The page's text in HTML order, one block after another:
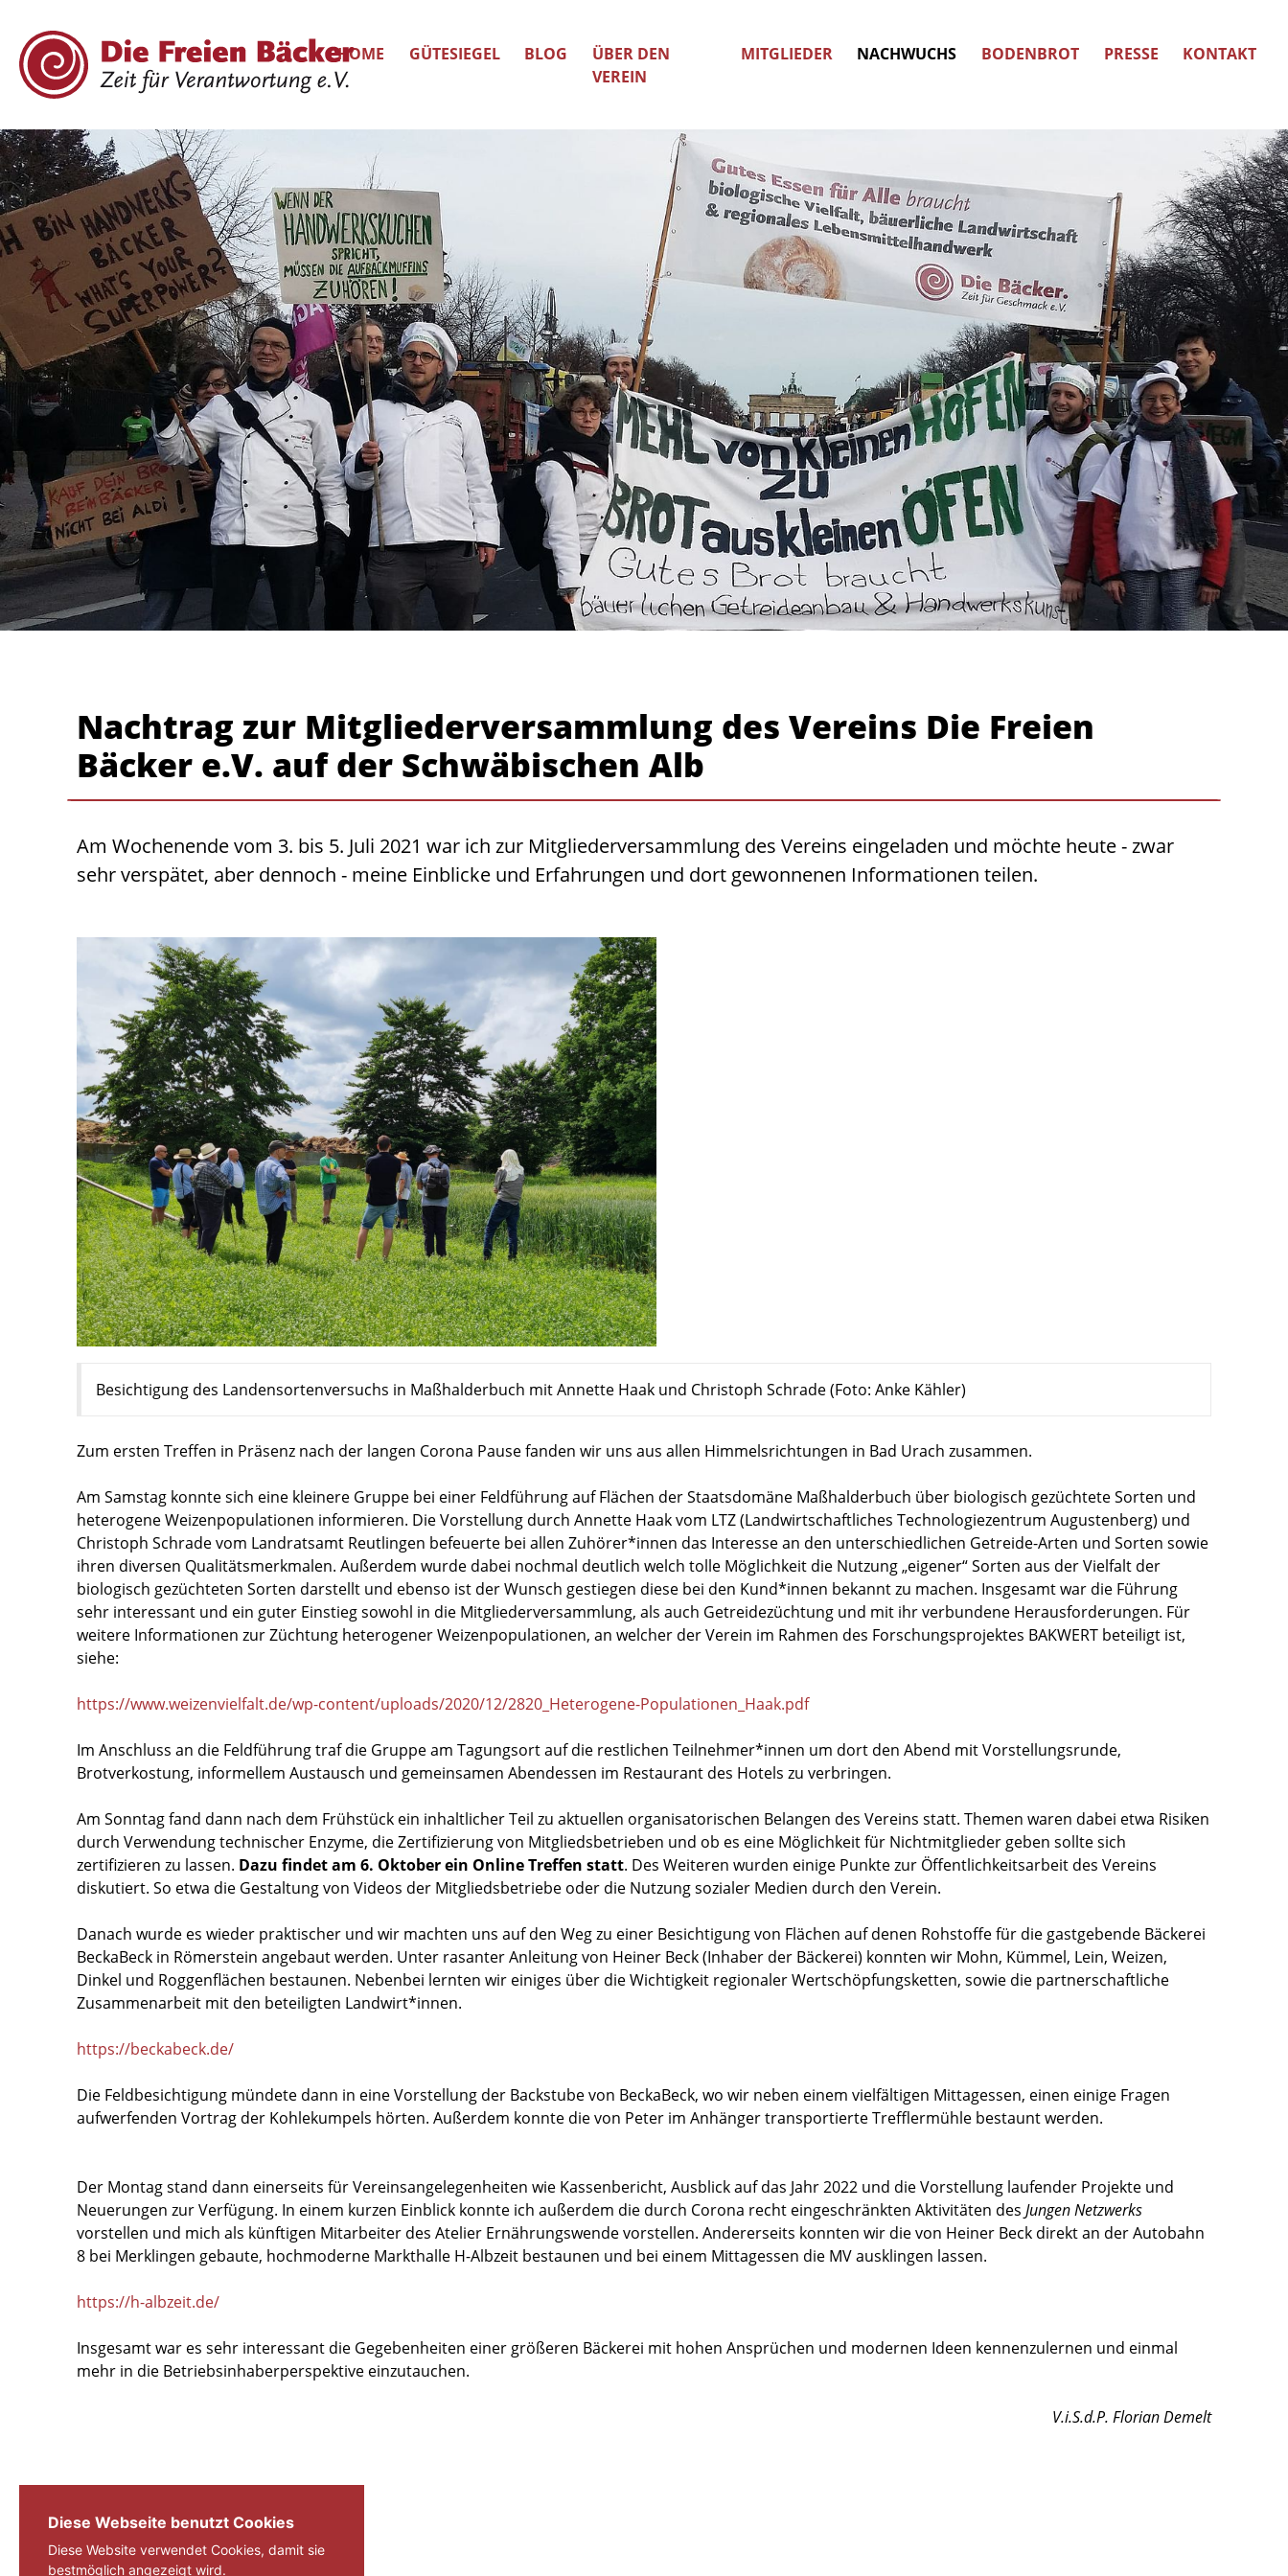
HOME GÜTESIEGEL BLOG
ÜBER DEN
VEREIN
MITGLIEDER NACHWUCHS BODENBROT PRESSE KONTAKT
Nachtrag zur Mitgliederversammlung des Vereins Die Freien
Bäcker e.V. auf der Schwäbischen Alb
Am Wochenende vom 3. bis 5. Juli 2021 war ich zur Mitgliederversammlung des Vereins eingeladen und möchte heute - zwar
sehr verspätet, aber dennoch - meine Einblicke und Erfahrungen und dort gewonnenen Informationen teilen.
Besichtigung des Landensortenversuchs in Maßhalderbuch mit Annette Haak und Christoph Schrade (Foto: Anke Kähler)
Zum ersten Treffen in Präsenz nach der langen Corona Pause fanden wir uns aus allen Himmelsrichtungen in Bad Urach zusammen.
Am Samstag konnte sich eine kleinere Gruppe bei einer Feldführung auf Flächen der Staatsdomäne Maßhalderbuch über biologisch gezüchtete Sorten und
heterogene Weizenpopulationen informieren. Die Vorstellung durch Annette Haak vom LTZ (Landwirtschaftliches Technologiezentrum Augustenberg) und
Christoph Schrade vom Landratsamt Reutlingen befeuerte bei allen Zuhörer*innen das Interesse an den unterschiedlichen Getreide-Arten und Sorten sowie
ihren diversen Qualitätsmerkmalen. Außerdem wurde dabei nochmal deutlich welch tolle Möglichkeit die Nutzung „eigener“ Sorten aus der Vielfalt der
biologisch gezüchteten Sorten darstellt und ebenso ist der Wunsch gestiegen diese bei den Kund*innen bekannt zu machen. Insgesamt war die Führung
sehr interessant und ein guter Einstieg sowohl in die Mitgliederversammlung, als auch Getreidezüchtung und mit ihr verbundene Herausforderungen. Für
weitere Informationen zur Züchtung heterogener Weizenpopulationen, an welcher der Verein im Rahmen des Forschungsprojektes BAKWERT beteiligt ist,
siehe:
https://www.weizenvielfalt.de/wp-content/uploads/2020/12/2820_Heterogene-Populationen_Haak.pdf
Im Anschluss an die Feldführung traf die Gruppe am Tagungsort auf die restlichen Teilnehmer*innen um dort den Abend mit Vorstellungsrunde,
Brotverkostung, informellem Austausch und gemeinsamen Abendessen im Restaurant des Hotels zu verbringen.
Am Sonntag fand dann nach dem Frühstück ein inhaltlicher Teil zu aktuellen organisatorischen Belangen des Vereins statt. Themen waren dabei etwa Risiken
durch Verwendung technischer Enzyme, die Zertifizierung von Mitgliedsbetrieben und ob es eine Möglichkeit für Nichtmitglieder geben sollte sich
zertifizieren zu lassen. Dazu findet am 6. Oktober ein Online Treffen statt. Des Weiteren wurden einige Punkte zur Öffentlichkeitsarbeit des Vereins
diskutiert. So etwa die Gestaltung von Videos der Mitgliedsbetriebe oder die Nutzung sozialer Medien durch den Verein.
Danach wurde es wieder praktischer und wir machten uns auf den Weg zu einer Besichtigung von Flächen auf denen Rohstoffe für die gastgebende Bäckerei
BeckaBeck in Römerstein angebaut werden. Unter rasanter Anleitung von Heiner Beck (Inhaber der Bäckerei) konnten wir Mohn, Kümmel, Lein, Weizen,
Dinkel und Roggenflächen bestaunen. Nebenbei lernten wir einiges über die Wichtigkeit regionaler Wertschöpfungsketten, sowie die partnerschaftliche
Zusammenarbeit mit den beteiligten Landwirt*innen.
https://beckabeck.de/
Die Feldbesichtigung mündete dann in eine Vorstellung der Backstube von BeckaBeck, wo wir neben einem vielfältigen Mittagessen, einen einige Fragen
aufwerfenden Vortrag der Kohlekumpels hörten. Außerdem konnte die von Peter im Anhänger transportierte Trefflermühle bestaunt werden.
Der Montag stand dann einerseits für Vereinsangelegenheiten wie Kassenbericht, Ausblick auf das Jahr 2022 und die Vorstellung laufender Projekte und
Neuerungen zur Verfügung. In einem kurzen Einblick konnte ich außerdem die durch Corona recht eingeschränkten Aktivitäten des Jungen Netzwerks
vorstellen und mich als künftigen Mitarbeiter des Atelier Ernährungswende vorstellen. Andererseits konnten wir die von Heiner Beck direkt an der Autobahn
8 bei Merklingen gebaute, hochmoderne Markthalle H-Albzeit bestaunen und bei einem Mittagessen die MV ausklingen lassen.
https://h-albzeit.de/
Insgesamt war es sehr interessant die Gegebenheiten einer größeren Bäckerei mit hohen Ansprüchen und modernen Ideen kennenzulernen und einmal
mehr in die Betriebsinhaberperspektive einzutauchen.
V.i.S.d.P. Florian Demelt
Diese Webseite benutzt Cookies
Diese Website verwendet Cookies, damit sie
bestmöglich angezeigt wird.